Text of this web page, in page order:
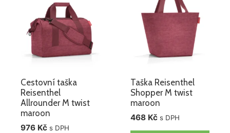
Cestovní taška
Reisenthel
Allrounder M twist
maroon
976 Kč s DPH
Taška Reisenthel
Shopper M twist
maroon
468 Kč s DPH